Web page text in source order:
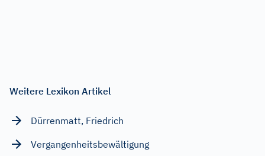
Weitere Lexikon Artikel
Dürrenmatt, Friedrich
Vergangenheitsbewältigung